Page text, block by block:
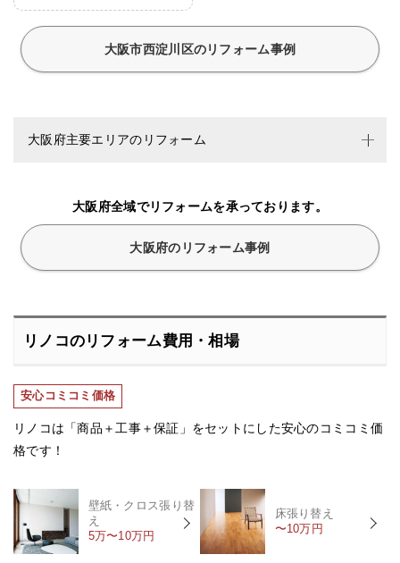
大阪市西淀川区のリフォーム事例
大阪府主要エリアのリフォーム
大阪府全域でリフォームを承っております。
大阪府のリフォーム事例
リノコのリフォーム費用・相場
安心コミコミ価格
リノコは「商品＋工事＋保証」をセットにした安心のコミコミ価
格です！
壁紙・クロス張り替
え
5万〜10万円
床張り替え
〜10万円